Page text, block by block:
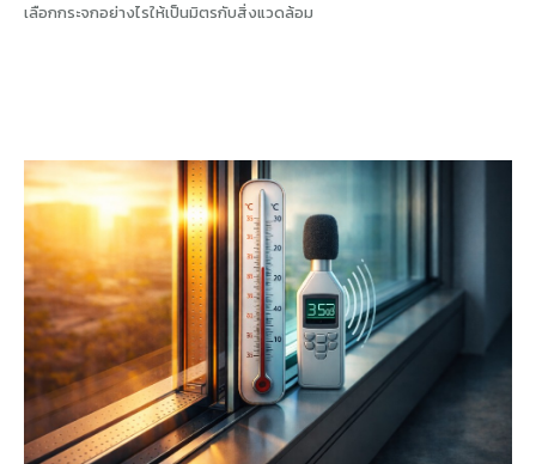
เลือกกระจกอย่างไรให้เป็นมิตรกับสิ่งแวดล้อม